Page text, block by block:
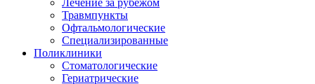
Лечение за рубежом
Травмпункты
Офтальмологические
Специализированные
Поликлиники
Стоматологические
Гериатрические